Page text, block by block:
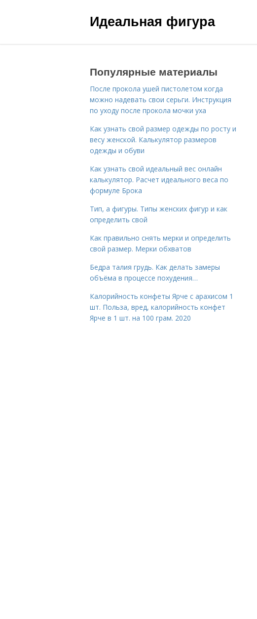
Идеальная фигура
Популярные материалы
После прокола ушей пистолетом когда
можно надевать свои серьги. Инструкция
по уходу после прокола мочки уха
Как узнать свой размер одежды по росту и
весу женской. Калькулятор размеров
одежды и обуви
Как узнать свой идеальный вес онлайн
калькулятор. Расчет идеального веса по
формуле Брока
Тип, а фигуры. Типы женских фигур и как
определить свой
Как правильно снять мерки и определить
свой размер. Мерки обхватов
Бедра талия грудь. Как делать замеры
объёма в процессе похудения…
Калорийность конфеты Ярче с арахисом 1
шт. Польза, вред, калорийность конфет
Ярче в 1 шт. на 100 грам. 2020